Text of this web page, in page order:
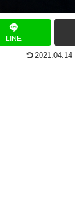
LINE
2021.04.14